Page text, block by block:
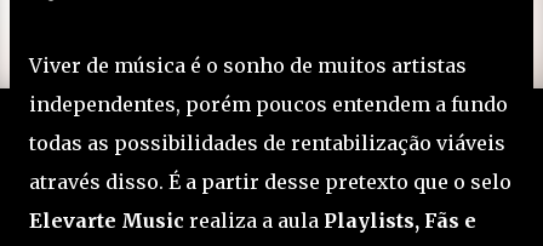
Viver de música é o sonho de muitos artistas
independentes, porém poucos entendem a fundo
todas as possibilidades de rentabilização viáveis
através disso. É a partir desse pretexto que o selo
Elevarte Music realiza a aula Playlists, Fãs e